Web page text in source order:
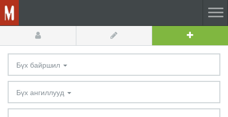
Бүх байршил
Бүх ангиллууд